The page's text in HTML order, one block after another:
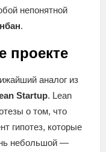
непонятной
.
проекте
аналог из
Startup. Lean
о том, что
гипотез, которые
небольшой —